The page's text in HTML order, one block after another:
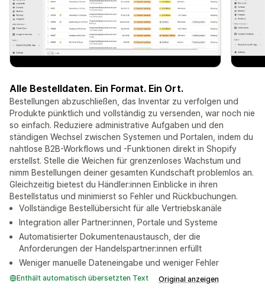
Alle Bestelldaten. Ein Format. Ein Ort.
Bestellungen abzuschließen, das Inventar zu verfolgen und
Produkte pünktlich und vollständig zu versenden, war noch nie
so einfach. Reduziere administrative Aufgaben und den
ständigen Wechsel zwischen Systemen und Portalen, indem du
nahtlose B2B-Workflows und -Funktionen direkt in Shopify
erstellst. Stelle die Weichen für grenzenloses Wachstum und
nimm Bestellungen deiner gesamten Kundschaft problemlos an.
Gleichzeitig bietest du Händler:innen Einblicke in ihren
Bestellstatus und minimierst so Fehler und Rückbuchungen.
Vollständige Bestellübersicht für alle Vertriebskanäle
Integration aller Partner:innen, Portale und Systeme
Automatisierter Dokumentenaustausch, der die
Anforderungen der Handelspartner:innen erfüllt
Weniger manuelle Dateneingabe und weniger Fehler
Enthält automatisch übersetzten Text Original anzeigen